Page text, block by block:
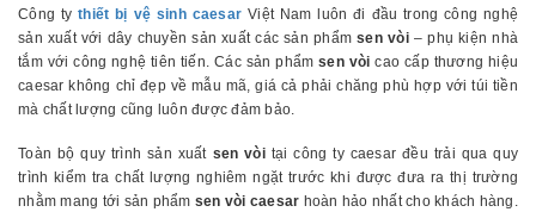
Công tythiết bị vệ sinh caesar Việt Nam luôn đi đầu trong công nghệ
sản xuất với dây chuyền sản xuất các sản phẩmsen vòi– phụ kiện nhà
tắm với công nghệ tiên tiến. Các sản phẩmsen vòi cao cấp thương hiệu
caesar không chỉ đẹp về mẫu mã, giá cả phải chăng phù hợp với túi tiền
mà chất lượng cũng luôn được đảm bảo.
Toàn bộ quy trình sản xuất sen vòitại công ty caesar đều trải qua quy
trình kiểm tra chất lượng nghiêm ngặt trước khi được đưa ra thị trường
nhằm mang tới sản phẩm sen vòi caesar hoàn hảo nhất cho khách hàng.